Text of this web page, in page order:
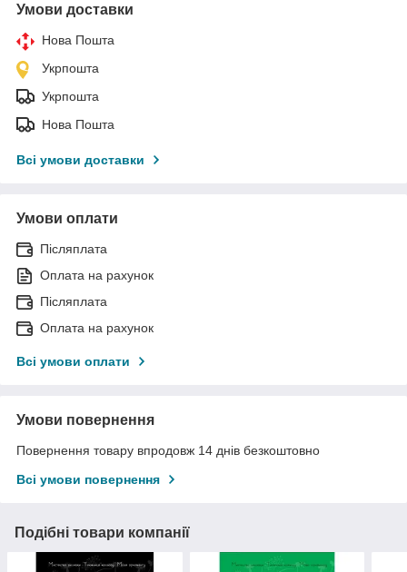
Умови доставки
Нова Пошта
Укрпошта
Укрпошта
Нова Пошта
Всі умови доставки
Умови оплати
Післяплата
Оплата на рахунок
Післяплата
Оплата на рахунок
Всі умови оплати
Умови повернення
Повернення товару впродовж 14 днів безкоштовно
Всі умови повернення
Подібні товари компанії